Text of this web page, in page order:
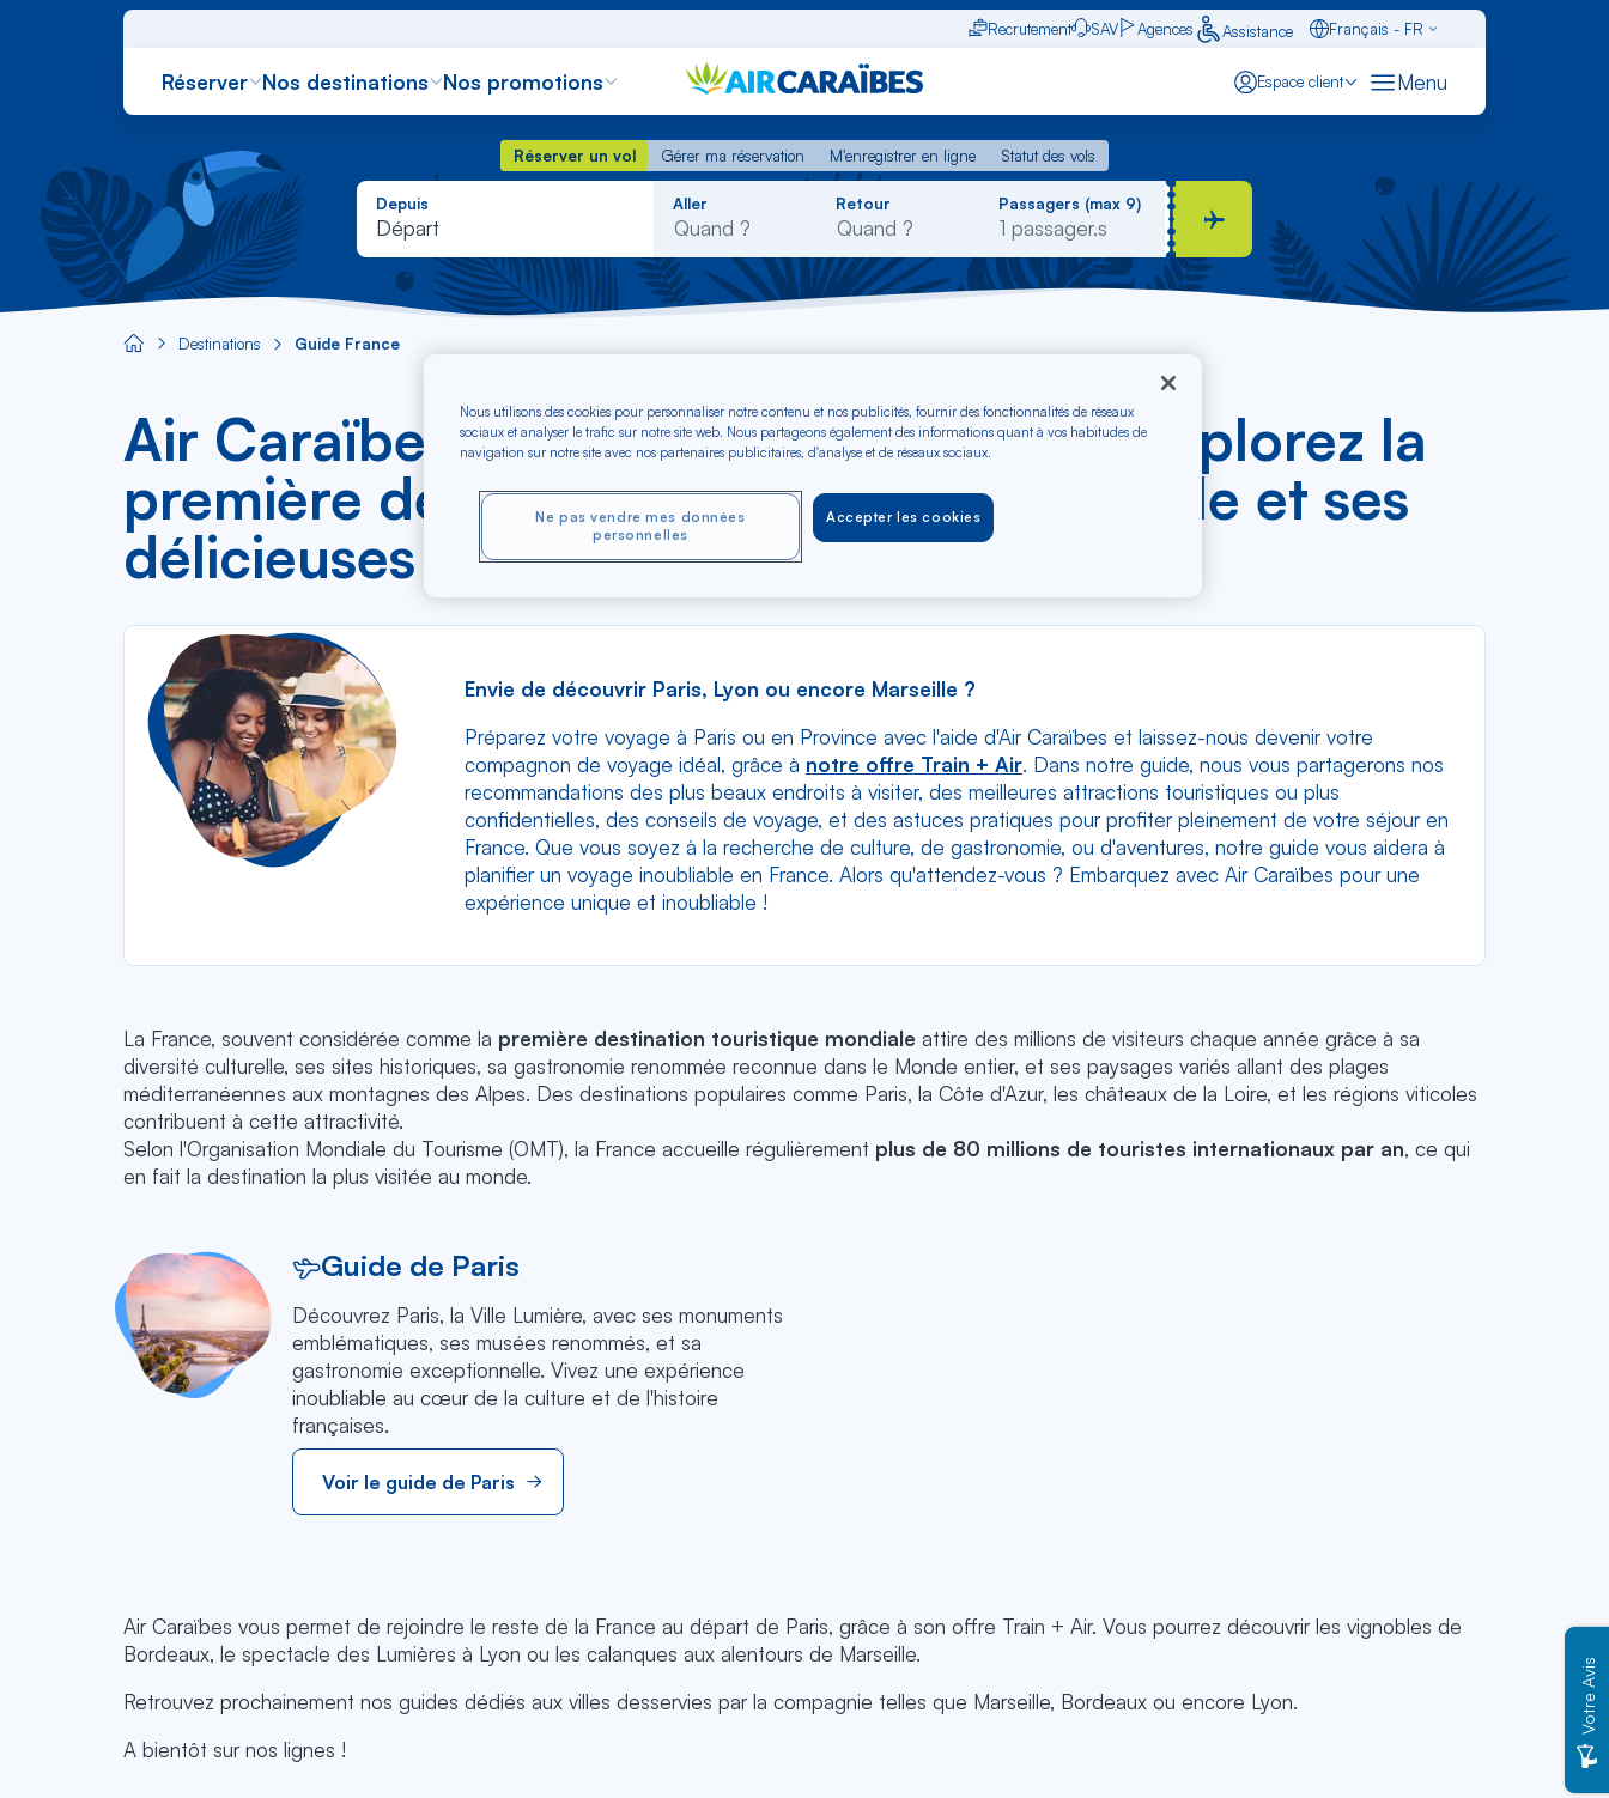
Recrutement SAV Agences Assistance
Français - FR
Réserver Nos destinations Nos promotions Espace client Menu
Réserver un vol Gérer ma réservation M'enregistrer en ligne
Statut des vols
Réserver un vol
Gérer ma réservation M'enregistrer en ligne Statut des vols
Depuis
Départ
Rechercher
dans
liste
Aller Retour Passagers (max 9)
Aircaraibes.com
Destinations Guide France
Air Caraïbes vous emmène en France explorez la
première destination touristique mondiale et ses
délicieuses régions
Envie de découvrir Paris, Lyon ou encore Marseille ?
Préparez votre voyage à Paris ou en Province avec l'aide d'Air Caraïbes et laissez-nous devenir votre
compagnon de voyage idéal, grâce à notre offre Train + Air. Dans notre guide, nous vous partagerons nos
recommandations des plus beaux endroits à visiter, des meilleures attractions touristiques ou plus
confidentielles, des conseils de voyage, et des astuces pratiques pour profiter pleinement de votre séjour en
France. Que vous soyez à la recherche de culture, de gastronomie, ou d'aventures, notre guide vous aidera à
planifier un voyage inoubliable en France. Alors qu'attendez-vous ? Embarquez avec Air Caraïbes pour une
expérience unique et inoubliable !
La France, souvent considérée comme la première destination touristique mondiale attire des millions de visiteurs chaque année grâce à sa
diversité culturelle, ses sites historiques, sa gastronomie renommée reconnue dans le Monde entier, et ses paysages variés allant des plages
méditerranéennes aux montagnes des Alpes. Des destinations populaires comme Paris, la Côte d'Azur, les châteaux de la Loire, et les régions viticoles
contribuent à cette attractivité.
Selon l'Organisation Mondiale du Tourisme (OMT), la France accueille régulièrement plus de 80 millions de touristes internationaux par an, ce qui
en fait la destination la plus visitée au monde.
Guide de Paris
Découvrez Paris, la Ville Lumière, avec ses monuments
emblématiques, ses musées renommés, et sa
gastronomie exceptionnelle. Vivez une expérience
inoubliable au cœur de la culture et de l'histoire
françaises.
Voir le guide de Paris
Air Caraïbes vous permet de rejoindre le reste de la France au départ de Paris, grâce à son offre Train + Air. Vous pourrez découvrir les vignobles de
Bordeaux, le spectacle des Lumières à Lyon ou les calanques aux alentours de Marseille.
Retrouvez prochainement nos guides dédiés aux villes desservies par la compagnie telles que Marseille, Bordeaux ou encore Lyon.
A bientôt sur nos lignes !
Nous utilisons des cookies pour personnaliser notre contenu et nos publicités, fournir des fonctionnalités de réseaux
sociaux et analyser le trafic sur notre site web. Nous partageons également des informations quant à vos habitudes de
navigation sur notre site avec nos partenaires publicitaires, d'analyse et de réseaux sociaux.
Accepter les cookies
Ne pas vendre mes données
personnelles
Votre Avis